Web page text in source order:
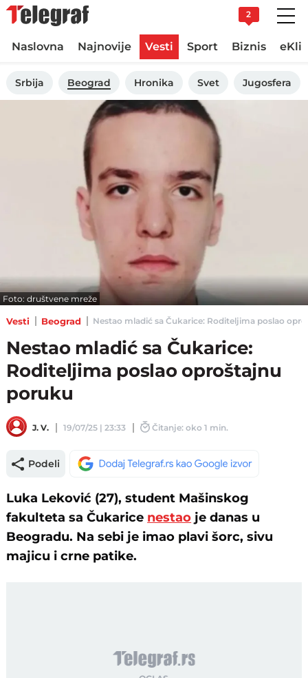
2
Naslovna Najnovije Vesti Sport Biznis
Srbija Beograd Hronika Svet Jugosfera
Foto: društvene mreže
Vesti Beograd Nestao mladić sa Čukarice: Roditeljima poslao
Nestao mladić sa Čukarice:
Roditeljima poslao oproštajnu
poruku
J. V. 19/07/25 | 23:33 Čitanje: oko 1 min.
Podeli
Luka Leković (27), student Mašinskog
fakulteta sa Čukarice nestao je danas u
Beogradu. Na sebi je imao plavi šorc, sivu
majicu i crne patike.